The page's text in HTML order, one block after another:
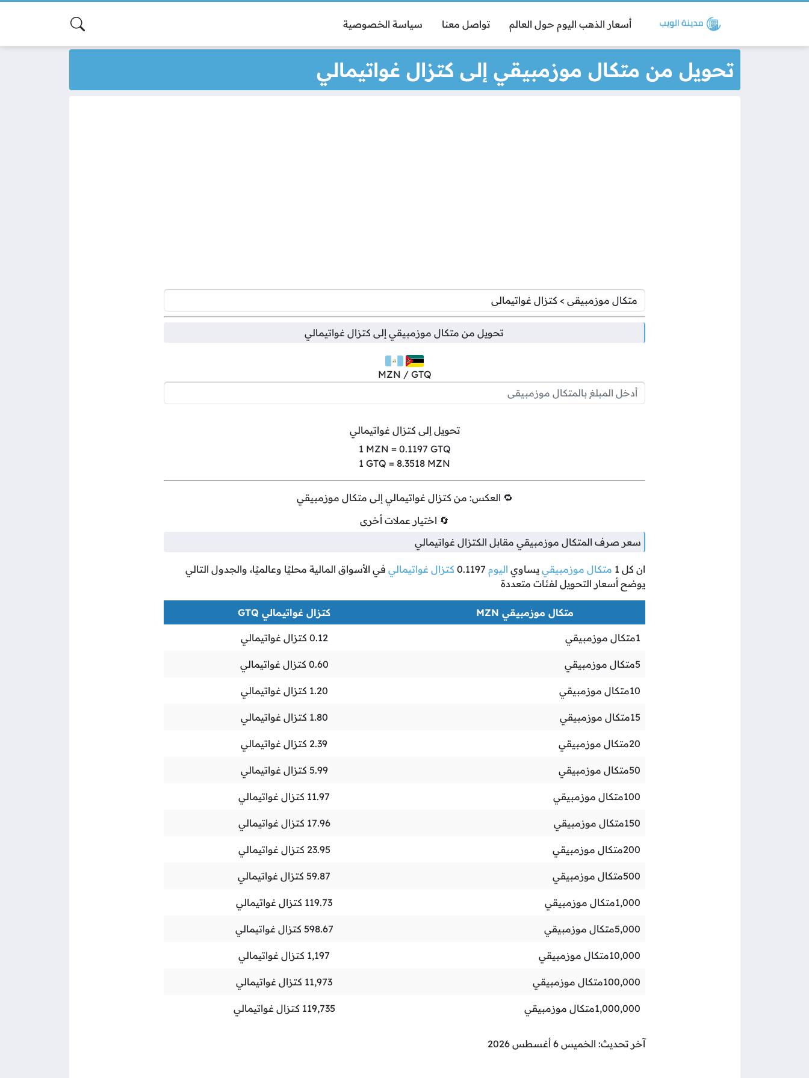
أسعار الذهب اليوم حول العالم تواصل معنا سياسة الخصوصية
تحويل من متكال موزمبيقي إلى كتزال غواتيمالي
تحويل من متكال موزمبيقي إلى كتزال غواتيمالي
MZN / GTQ
تحويل إلى كتزال غواتيمالي
1 MZN = 0.1197 GTQ
1 GTQ = 8.3518 MZN
🔁 العكس: من كتزال غواتيمالي إلى متكال موزمبيقي
🔄 اختيار عملات أخرى
سعر صرف المتكال موزمبيقي مقابل الكتزال غواتيمالي
ان كل 1 متكال موزمبيقي يساوي اليوم 0.1197 كتزال غواتيمالي في الأسواق المالية محليًا وعالميًا، والجدول التالي
يوضح أسعار التحويل لفئات متعددة
متكال موزمبيقي MZN كتزال غواتيمالي GTQ
1متكال موزمبيقي 0.12 كتزال غواتيمالي
5متكال موزمبيقي 0.60 كتزال غواتيمالي
10متكال موزمبيقي 1.20 كتزال غواتيمالي
15متكال موزمبيقي 1.80 كتزال غواتيمالي
20متكال موزمبيقي 2.39 كتزال غواتيمالي
50متكال موزمبيقي 5.99 كتزال غواتيمالي
100متكال موزمبيقي 11.97 كتزال غواتيمالي
150متكال موزمبيقي 17.96 كتزال غواتيمالي
200متكال موزمبيقي 23.95 كتزال غواتيمالي
500متكال موزمبيقي 59.87 كتزال غواتيمالي
1,000متكال موزمبيقي 119.73 كتزال غواتيمالي
5,000متكال موزمبيقي 598.67 كتزال غواتيمالي
10,000متكال موزمبيقي 1,197 كتزال غواتيمالي
100,000متكال موزمبيقي 11,973 كتزال غواتيمالي
1,000,000متكال موزمبيقي 119,735 كتزال غواتيمالي
آخر تحديث: الخميس 6 أغسطس 2026